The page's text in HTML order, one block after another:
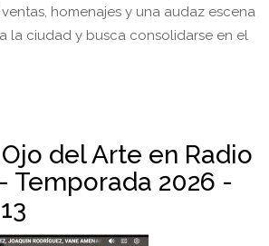
homenajes y una audaz escena
la ciudad y busca consolidarse en el
del Arte en Radio
Temporada 2026 -